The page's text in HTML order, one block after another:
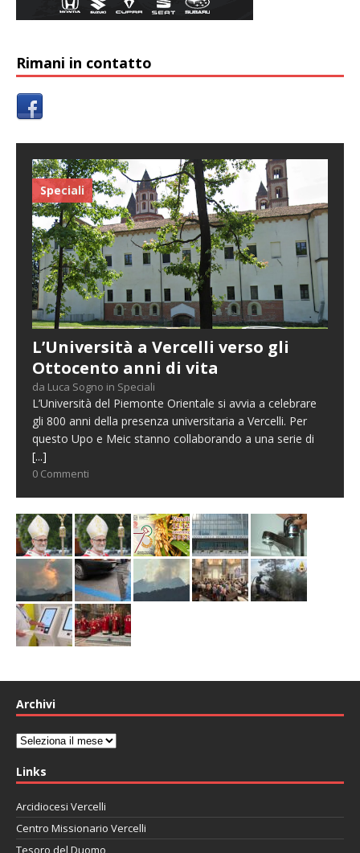
Rimani in contatto
Speciali
L’Università a Vercelli verso gli
Ottocento anni di vita
da Luca Sogno in Speciali
L’Università del Piemonte Orientale si avvia a celebrare
gli 800 anni della presenza universitaria a Vercelli. Per
questo Upo e Meic stanno collaborando a una serie di
[...]
0 Commenti
Archivi
Archivi
Links
Arcidiocesi Vercelli
Centro Missionario Vercelli
Tesoro del Duomo